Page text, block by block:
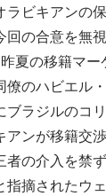
ビキアンの
の合意を無
夏の移籍マ
僚のハビエル
ブラジルのコ
アンが移籍交
者の介入を禁
摘されたウ